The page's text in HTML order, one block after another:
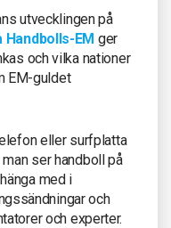
utvecklingen på
Handbolls-EM ger
och vilka nationer
EM-guldet
eller surfplatta
ser handboll på
med i
och
och experter.